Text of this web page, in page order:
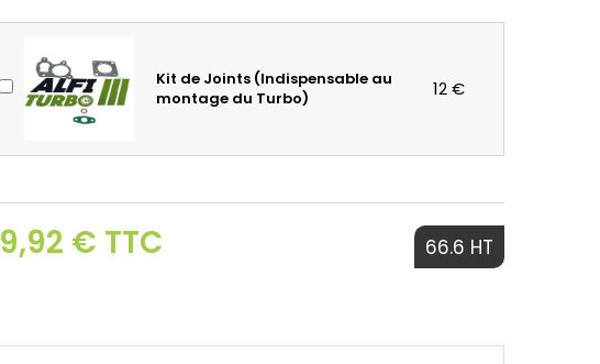
Kit de Joints (Indispensable au
montage du Turbo)
12 €
€ TTC 66.6 HT